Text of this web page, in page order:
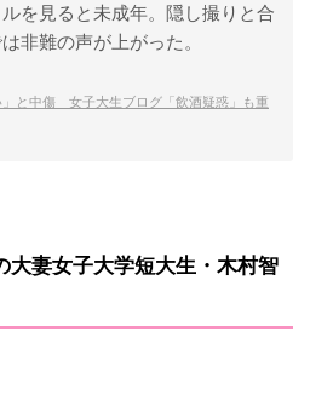
を見ると未成年。隠し撮りと合
非難の声が上がった。
と中傷 女子大生ブログ「飲酒疑惑」も重
大妻女子大学短大生・木村智